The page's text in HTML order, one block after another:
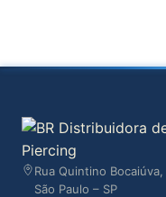
Rua Quintino Bocaiúva,
São Paulo – SP